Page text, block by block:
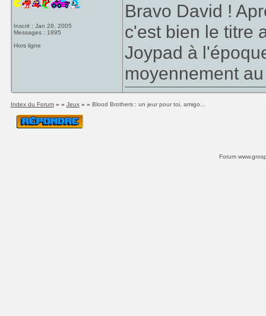
Inscrit : Jan 28, 2005
Messages : 1895
Hors ligne
Bravo David !
c'est bien le titre
Joypad à
moyennement
Index du Forum» » Jeux» » Blood Brothers : un jeur pour toi, amigo...
Forum